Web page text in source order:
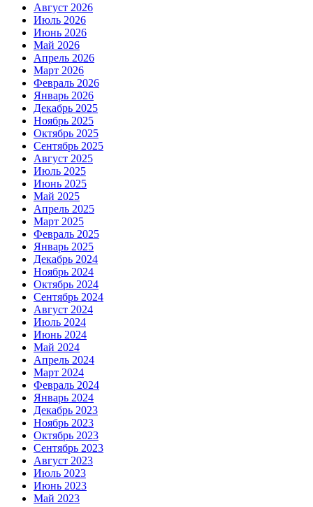
Август 2026
Июль 2026
Июнь 2026
Май 2026
Апрель 2026
Март 2026
Февраль 2026
Январь 2026
Декабрь 2025
Ноябрь 2025
Октябрь 2025
Сентябрь 2025
Август 2025
Июль 2025
Июнь 2025
Май 2025
Апрель 2025
Март 2025
Февраль 2025
Январь 2025
Декабрь 2024
Ноябрь 2024
Октябрь 2024
Сентябрь 2024
Август 2024
Июль 2024
Июнь 2024
Май 2024
Апрель 2024
Март 2024
Февраль 2024
Январь 2024
Декабрь 2023
Ноябрь 2023
Октябрь 2023
Сентябрь 2023
Август 2023
Июль 2023
Июнь 2023
Май 2023